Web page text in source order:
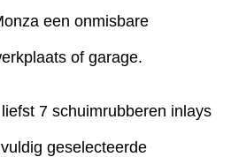
een onmisbare
of garage.
7 schuimrubberen inlays
geselecteerde